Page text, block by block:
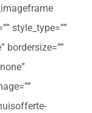
style_type=””
bordersize=””